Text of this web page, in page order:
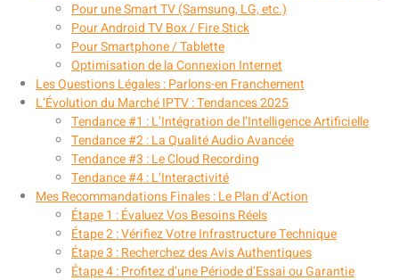
Pour une Smart TV (Samsung, LG, etc.)
Pour Android TV Box / Fire Stick
Pour Smartphone / Tablette
Optimisation de la Connexion Internet
Les Questions Légales : Parlons-en Franchement
L’Évolution du Marché IPTV : Tendances 2025
Tendance #1 : L’Intégration de l’Intelligence Artificielle
Tendance #2 : La Qualité Audio Avancée
Tendance #3 : Le Cloud Recording
Tendance #4 : L’Interactivité
Mes Recommandations Finales : Le Plan d’Action
Étape 1 : Évaluez Vos Besoins Réels
Étape 2 : Vérifiez Votre Infrastructure Technique
Étape 3 : Recherchez des Avis Authentiques
Étape 4 : Profitez d’une Période d’Essai ou Garantie